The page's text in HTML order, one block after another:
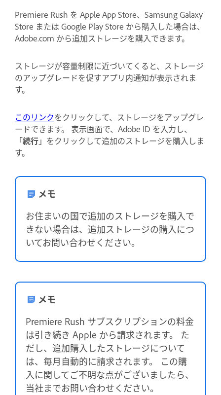
Premiere Rush を Apple App Store、Samsung Galaxy
Store または Google Play Store から購入した場合は、
Adobe.com から追加ストレージを購入できます。
ストレージが容量制限に近づいてくると、ストレージ
のアップグレードを促すアプリ内通知が表示されま
す。
このリンクをクリックして、ストレージをアップグレ
ードできます。 表示画面で、Adobe ID を入力し、
「続行」をクリックして追加のストレージを購入しま
す。
メモ
お住まいの国で追加のストレージを購入で
きない場合は、追加ストレージの購入につ
いてお問い合わせください。
メモ
Premiere Rush サブスクリプションの料金
は引き続き Apple から請求されます。 た
だし、追加購入したストレージについて
は、毎月自動的に請求されます。 この購
入に関してご不明な点がございましたら、
当社までお問い合わせください。